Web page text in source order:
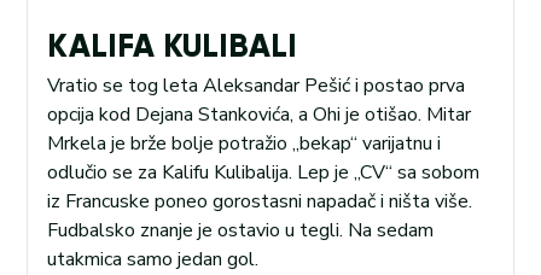
KALIFA KULIBALI
Vratio se tog leta Aleksandar Pešić i postao prva
opcija kod Dejana Stankovića, a Ohi je otišao. Mitar
Mrkela je brže bolje potražio „bekap“ varijatnu i
odlučio se za Kalifu Kulibalija. Lep je „CV“ sa sobom
iz Francuske poneo gorostasni napadač i ništa više.
Fudbalsko znanje je ostavio u tegli. Na sedam
utakmica samo jedan gol.